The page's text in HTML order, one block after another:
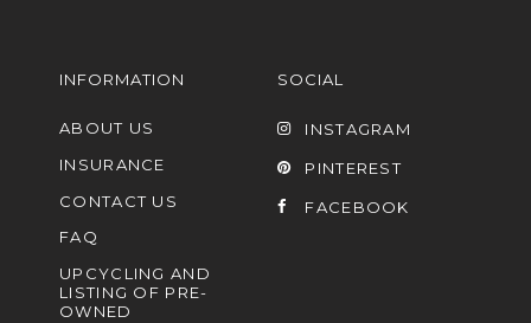
INFORMATION
ABOUT US
INSURANCE
CONTACT US
FAQ
UPCYCLING AND
LISTING OF PRE-
OWNED
SOCIAL
INSTAGRAM
PINTEREST
FACEBOOK